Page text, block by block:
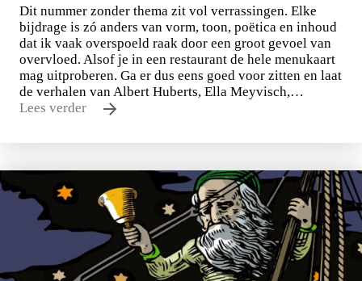
Dit nummer zonder thema zit vol verrassingen. Elke
bijdrage is zó anders van vorm, toon, poëtica en inhoud
dat ik vaak overspoeld raak door een groot gevoel van
overvloed. Alsof je in een restaurant de hele menukaart
mag uitproberen. Ga er dus eens goed voor zitten en laat
de verhalen van Albert Huberts, Ella Meyvisch,…
Lees verder